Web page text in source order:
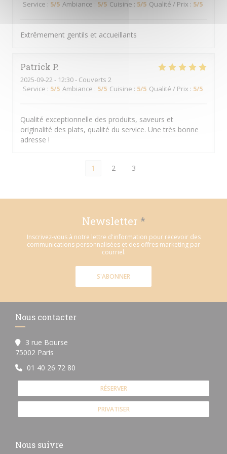
Service : 5/5 Ambiance : 5/5 Cuisine : 5/5 Qualité / Prix : 5/5
Extrêmement gentils et accueillants
Patrick P
2025-09-22 - 12:30 - Couverts 2
Service : 5/5 Ambiance : 5/5 Cuisine : 5/5 Qualité / Prix : 5/5
Qualité exceptionnelle des produits, saveurs et
originalité des plats, qualité du service. Une très bonne
adresse !
1 2 3
Newsletter *
Inscrivez-vous à notre lettre d'information pour recevoir des
communications personnalisées et des offres marketing par
courriel.
S'ABONNER
Nous contacter
3 rue Bourse
75002 Paris
01 40 26 72 80
RÉSERVER
PRIVATISER
Nous suivre